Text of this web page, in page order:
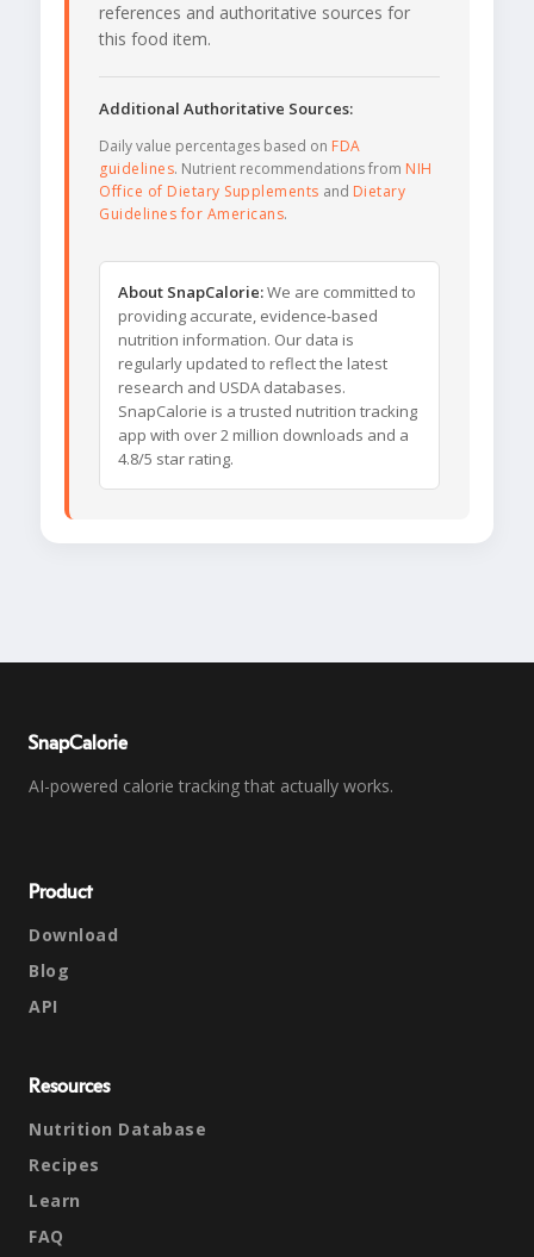
references and authoritative sources for
this food item.
Additional Authoritative Sources:
Daily value percentages based on FDA
guidelines. Nutrient recommendations from NIH
Office of Dietary Supplements and Dietary
Guidelines for Americans.
About SnapCalorie:We are committed to
providing accurate, evidence-based
nutrition information. Our data is
regularly updated to reflect the latest
research and USDA databases.
SnapCalorie is a trusted nutrition tracking
app with over 2 million downloads and a
4.8/5 star rating.
SnapCalorie
AI-powered calorie tracking that actually works.
Product
Download
Blog
API
Resources
Nutrition Database
Recipes
Learn
FAQ